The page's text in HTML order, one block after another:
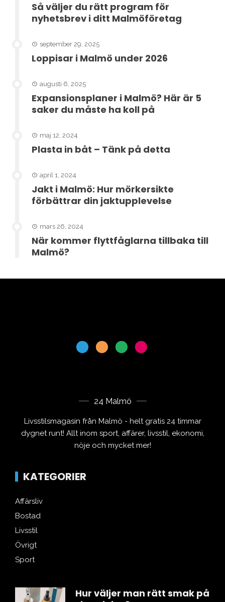
Så väljer du rätt program för
nyhetsbrev i ditt Malmöföretag
september 29, 2025
Loppisar i Malmö under 2026
augusti 6, 2025
Expansionsplaner i Malmö? Här är 5
saker du måste ha koll på
maj 12, 2024
Plasta in båt – Tänk på detta
april 1, 2024
Jakt i Malmö: Hur mörkersikte
förbättrar din jaktupplevelse
mars 26, 2024
När kommer flyttfåglarna tillbaka till
Malmö?
24 Malmö
Livsstilsmagasin från Malmö - helt gratis 24 timmar
dygnet runt! Allt inom sport, affärer, livsstil, ekonomi,
nöje och mycket mer!
KATEGORIER
Affärsliv
Bostad
Livsstil
Övrigt
Sport
Hur väljer man rätt smak på